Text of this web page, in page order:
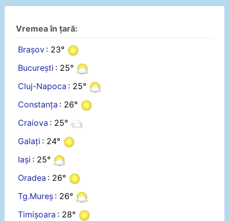
Vremea în țară:
Brașov : 23°
București : 25°
Cluj-Napoca : 25°
Constanța : 26°
Craiova : 25°
Galați : 24°
Iași : 25°
Oradea : 26°
Tg.Mureș : 26°
Timișoara : 28°